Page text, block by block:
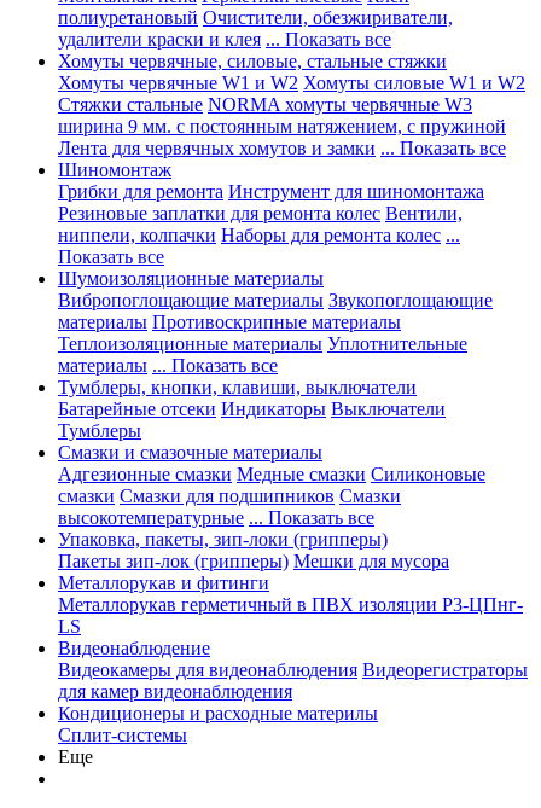
полиуретановый Очистители, обезжириватели,
удалители краски и клея ... Показать все
Хомуты червячные, силовые, стальные стяжки
Хомуты червячные W1 и W2 Хомуты силовые W1 и W2
Стяжки стальные NORMA хомуты червячные W3
ширина 9 мм. с постоянным натяжением, с пружиной
Лента для червячных хомутов и замки ... Показать все
Шиномонтаж
Грибки для ремонта Инструмент для шиномонтажа
Резиновые заплатки для ремонта колес Вентили,
ниппели, колпачки Наборы для ремонта колес ...
Показать все
Шумоизоляционные материалы
Вибропоглощающие материалы Звукопоглощающие
материалы Противоскрипные материалы
Теплоизоляционные материалы Уплотнительные
материалы ... Показать все
Тумблеры, кнопки, клавиши, выключатели
Батарейные отсеки Индикаторы Выключатели
Тумблеры
Смазки и смазочные материалы
Адгезионные смазки Медные смазки Силиконовые
смазки Смазки для подшипников Смазки
высокотемпературные ... Показать все
Упаковка, пакеты, зип-локи (грипперы)
Пакеты зип-лок (грипперы) Мешки для мусора
Металлорукав и фитинги
Металлорукав герметичный в ПВХ изоляции Р3-ЦПнг-
LS
Видеонаблюдение
Видеокамеры для видеонаблюдения Видеорегистраторы
для камер видеонаблюдения
Кондиционеры и расходные материлы
Сплит-системы
Еще